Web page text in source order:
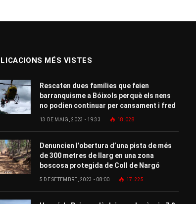
MÉS VISTES
Rescaten dues famílies que feien
barranquisme a Bóixols perquè els nens
no podien continuar per cansament i fred
13 DE MAIG, 2023 - 19:33 18.028
Denuncien l’obertura d’una pista de més
de 300 metres de llarg en una zona
boscosa protegida de Coll de Nargó
5 DE SETEMBRE, 2023 - 08:00 17.225